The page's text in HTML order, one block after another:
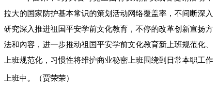
拉大的国家防护基本常识的策划活动网络覆盖率，不间断深入
研究深入推进祖国平安学前文化教育，不停的改革创新宣扬方
法和內容，进一步推动祖国平安学前文化教育新上班规范化、
上班规范化，习惯性将维护商业秘密上班围绕到日常本职工作
上班中。（贾荣荣）